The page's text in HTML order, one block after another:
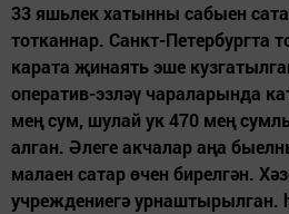
33 яшьлек хатынны сабыен
тотканнар. Санкт-Петербургта
карата җинаять эше
оператив-эзләү чараларында
мең сум, шулай ук 470 мең
алган. Әлеге акчалар аңа
малаен сатар өчен бирелгән.
учреждениегә